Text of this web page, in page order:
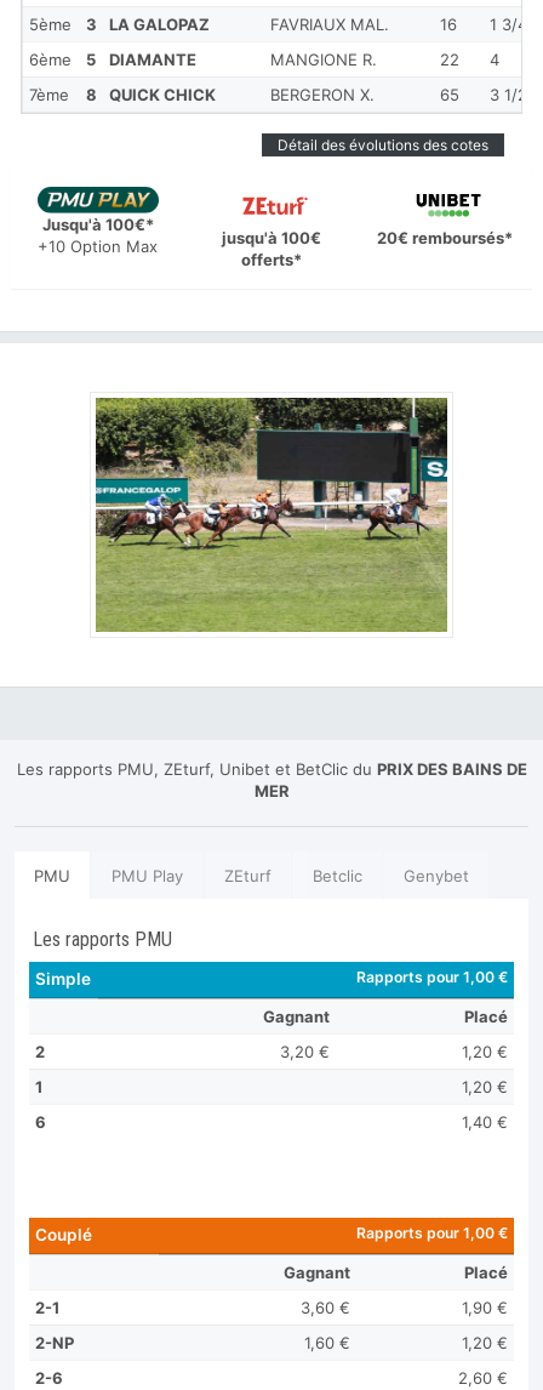
5ème
3 LA GALOPAZ FAVRIAUX MAL. 16
1 3/4
6ème
5 DIAMANTE MANGIONE R. 22
4
7ème
8 QUICK CHICK BERGERON X. 65 3 1/2
Détail des évolutions des cotes
Jusqu'à 100€*
+10 Option Max
jusqu'à 100€
offerts*
20€ remboursés*
Les rapports PMU, ZEturf, Unibet et BetClic du PRIX DES BAINS DE
MER
PMU PMU Play ZEturf Betclic Genybet
Les rapports PMU
Simple Rapports pour 1,00 €
Gagnant
Placé
2
3,20 €
1,20 €
1
1,20 €
6
1,40 €
Couplé Rapports pour 1,00 €
Gagnant
Placé
2-1
3,60 €
1,90 €
2-NP
1,60 €
1,20 €
2-6
2,60 €